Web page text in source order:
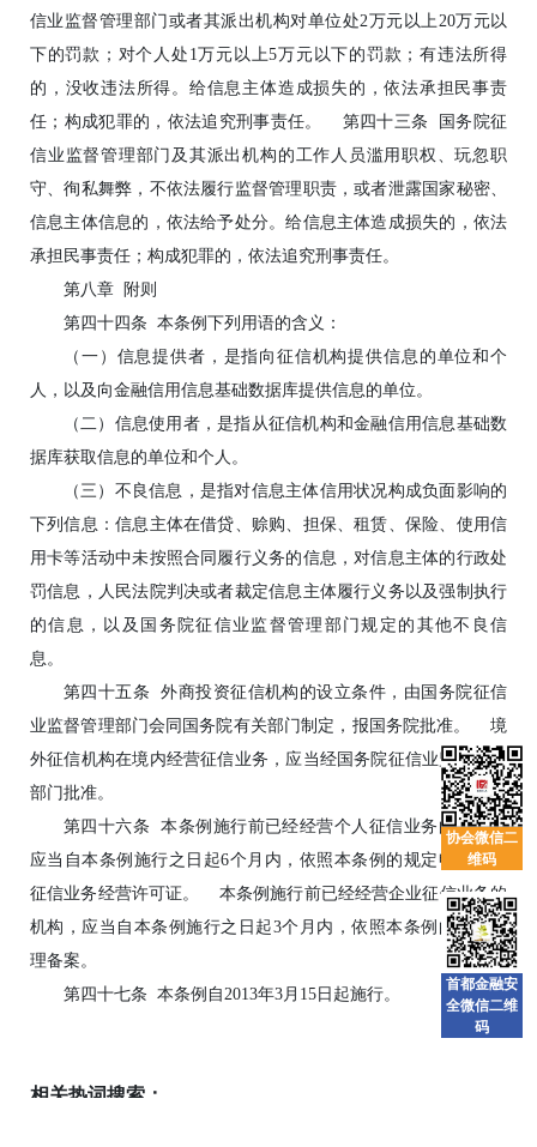
信业监督管理部门或者其派出机构对单位处2万元以上20万元以
下的罚款；对个人处1万元以上5万元以下的罚款；有违法所得
的，没收违法所得。给信息主体造成损失的，依法承担民事责
任；构成犯罪的，依法追究刑事责任。 第四十三条 国务院征
信业监督管理部门及其派出机构的工作人员滥用职权、玩忽职
守、徇私舞弊，不依法履行监督管理职责，或者泄露国家秘密、
信息主体信息的，依法给予处分。给信息主体造成损失的，依法
承担民事责任；构成犯罪的，依法追究刑事责任。
第八章 附则
第四十四条 本条例下列用语的含义：
（一）信息提供者，是指向征信机构提供信息的单位和个
人，以及向金融信用信息基础数据库提供信息的单位。
（二）信息使用者，是指从征信机构和金融信用信息基础数
据库获取信息的单位和个人。
（三）不良信息，是指对信息主体信用状况构成负面影响的
下列信息：信息主体在借贷、赊购、担保、租赁、保险、使用信
用卡等活动中未按照合同履行义务的信息，对信息主体的行政处
罚信息，人民法院判决或者裁定信息主体履行义务以及强制执行
的信息，以及国务院征信业监督管理部门规定的其他不良信
息。
第四十五条 外商投资征信机构的设立条件，由国务院征信
业监督管理部门会同国务院有关部门制定，报国务院批准。 境
外征信机构在境内经营征信业务，应当经国务院征信业监督管理
部门批准。
第四十六条 本条例施行前已经经营个人征信业务的机构，
应当自本条例施行之日起6个月内，依照本条例的规定申请个人
征信业务经营许可证。 本条例施行前已经经营企业征信业务的
机构，应当自本条例施行之日起3个月内，依照本条例的规定办
理备案。
第四十七条 本条例自2013年3月15日起施行。
相关热词搜索：
协会微信二
维码
首都金融安
全微信二维
码